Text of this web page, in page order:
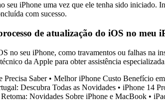
iPhone uma vez que ele tenha sido iniciado.
com sucesso.
de atualização do iOS no meu
no seu iPhone, como travamentos ou falhas na
da Apple para obter assistência
Precisa Saber• Melhor iPhone Custo Benefício
Descubra Todas as Novidades • iPhone 14
Novidades Sobre iPhone e MacBook •